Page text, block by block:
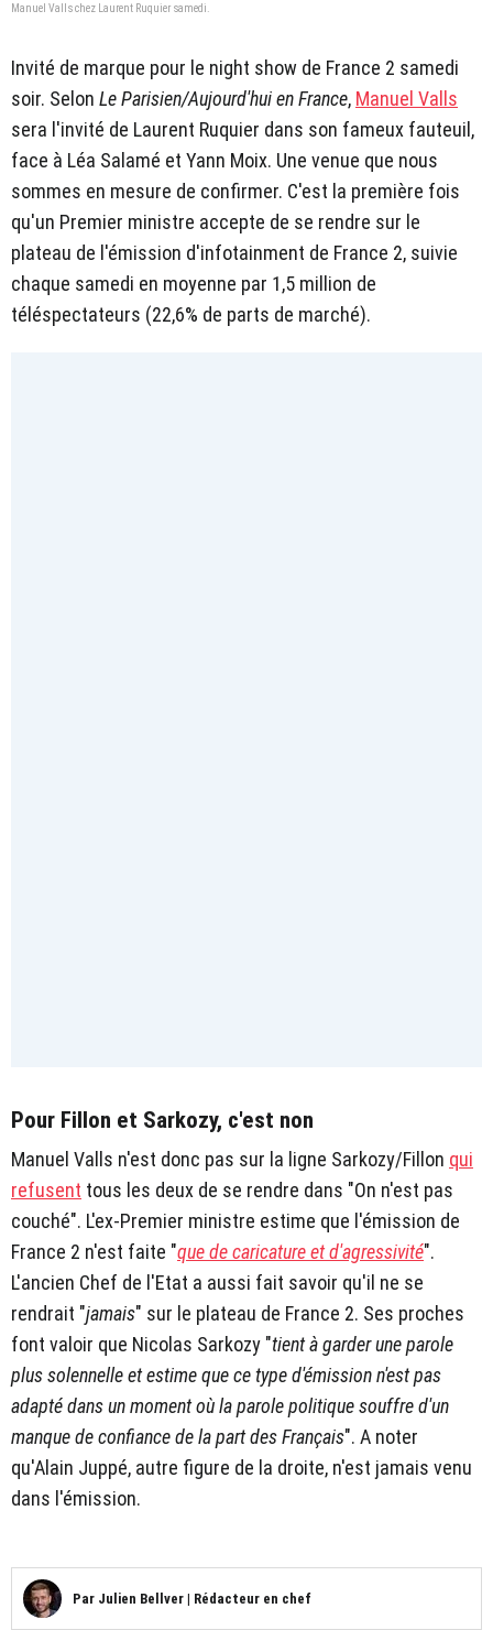
Manuel Valls chez Laurent Ruquier samedi.
Invité de marque pour le night show de France 2 samedi
soir. Selon Le Parisien/Aujourd'hui en France, Manuel Valls
sera l'invité de Laurent Ruquier dans son fameux fauteuil,
face à Léa Salamé et Yann Moix. Une venue que nous
sommes en mesure de confirmer. C'est la première fois
qu'un Premier ministre accepte de se rendre sur le
plateau de l'émission d'infotainment de France 2, suivie
chaque samedi en moyenne par 1,5 million de
téléspectateurs (22,6% de parts de marché).
Pour Fillon et Sarkozy, c'est non
Manuel Valls n'est donc pas sur la ligne Sarkozy/Fillon qui
refusent tous les deux de se rendre dans "On n'est pas
couché". L'ex-Premier ministre estime que l'émission de
France 2 n'est faite "que de caricature et d'agressivité".
L'ancien Chef de l'Etat a aussi fait savoir qu'il ne se
rendrait "jamais" sur le plateau de France 2. Ses proches
font valoir que Nicolas Sarkozy "tient à garder une parole
plus solennelle et estime que ce type d'émission n'est pas
adapté dans un moment où la parole politique souffre d'un
manque de confiance de la part des Français". A noter
qu'Alain Juppé, autre figure de la droite, n'est jamais venu
dans l'émission.
Par Julien Bellver | Rédacteur en chef